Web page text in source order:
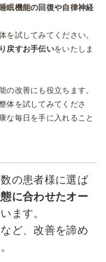
眠機能の回復や自律神経
試してみてください。
戻すお手伝いをいたしま
改善にも役立ちます。
体を試してみてくださ
な毎日を手に入れること
の患者様に選ば
に合わせたオー
ます。
ど、改善を諦め